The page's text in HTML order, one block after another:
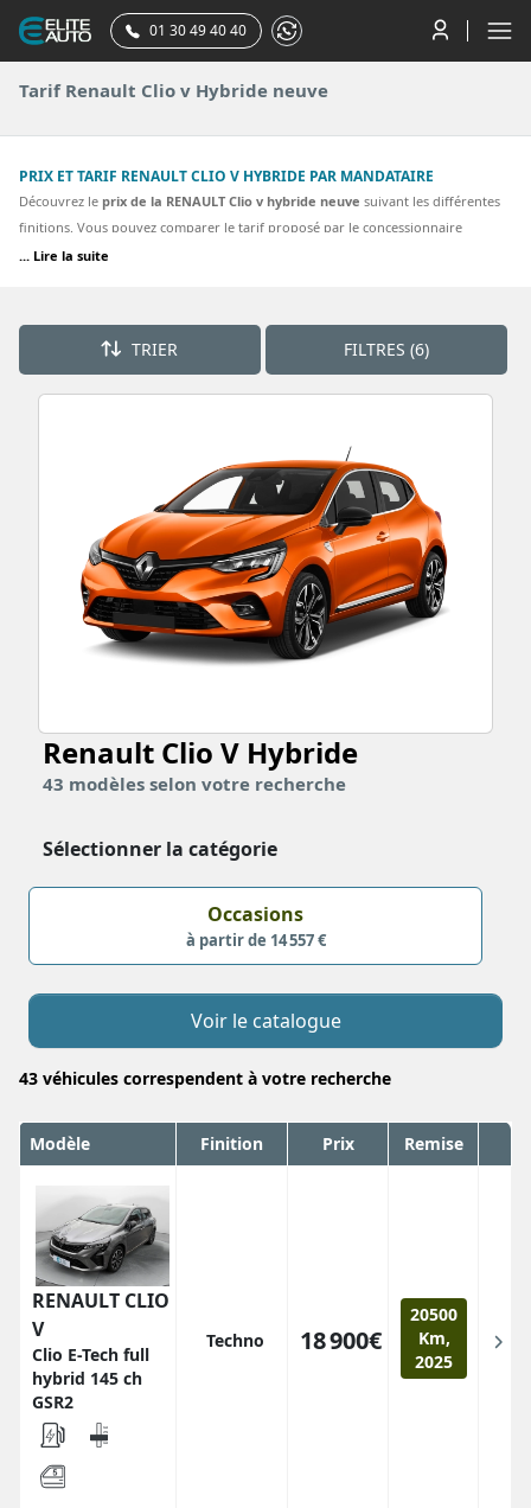
01 30 49 40 40
Tarif Renault Clio v Hybride neuve
PRIX ET TARIF RENAULT CLIO V HYBRIDE PAR MANDATAIRE
Découvrez le prix de la RENAULT Clio v hybride neuve suivant les différentes
finitions. Vous pouvez comparer le tarif proposé par le concessionnaire
RENAULT à celui que vous pouvez obtenir en achetant votre renault clio v par
... Lire la suite
TRIER FILTRES (6)
Renault Clio V Hybride
43 modèles selon votre recherche
Sélectionner la catégorie
Occasions
à partir de 14 557 €
Voir le catalogue
43 véhicules correspendent à votre recherche
Modèle Finition Prix Remise
RENAULT CLIO
V
Clio E-Tech full
hybrid 145 ch
GSR2
Techno 18 900€
20500
Km,
2025